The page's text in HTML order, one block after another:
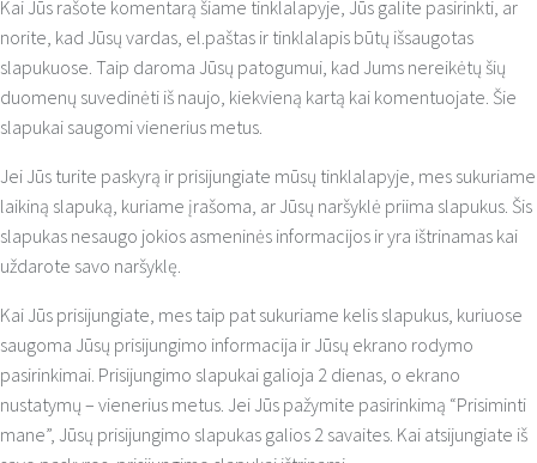
Kai Jūs rašote komentarą šiame tinklalapyje, Jūs galite pasirinkti, ar
norite, kad Jūsų vardas, el.paštas ir tinklalapis būtų išsaugotas
slapukuose. Taip daroma Jūsų patogumui, kad Jums nereikėtų šių
duomenų suvedinėti iš naujo, kiekvieną kartą kai komentuojate. Šie
slapukai saugomi vienerius metus.
Jei Jūs turite paskyrą ir prisijungiate mūsų tinklalapyje, mes sukuriame
laikiną slapuką, kuriame įrašoma, ar Jūsų naršyklė priima slapukus. Šis
slapukas nesaugo jokios asmeninės informacijos ir yra ištrinamas kai
uždarote savo naršyklę.
Kai Jūs prisijungiate, mes taip pat sukuriame kelis slapukus, kuriuose
saugoma Jūsų prisijungimo informacija ir Jūsų ekrano rodymo
pasirinkimai. Prisijungimo slapukai galioja 2 dienas, o ekrano
nustatymų – vienerius metus. Jei Jūs pažymite pasirinkimą “Prisiminti
mane”, Jūsų prisijungimo slapukas galios 2 savaites. Kai atsijungiate iš